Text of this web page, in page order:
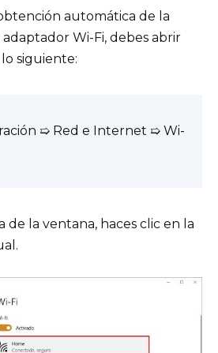
automática de la
Wi-Fi, debes abrir
siguiente:
➯ Red e Internet ➯ Wi-
de la ventana, haces clic en la